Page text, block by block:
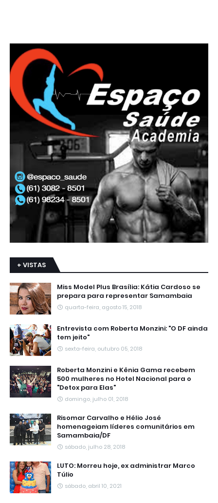
+ VISTAS
Miss Model Plus Brasília: Kátia Cardoso se
prepara para representar Samambaia
quarta-feira, agosto 15, 2018
Entrevista com Roberta Monzini: "O DF ainda
tem jeito"
sexta-feira, outubro 05, 2018
Roberta Monzini e Kênia Gama recebem
500 mulheres no Hotel Nacional para o
"Detox para Elas"
domingo, julho 01, 2018
Risomar Carvalho e Hélio José
homenageiam líderes comunitários em
Samambaia/DF
sábado, julho 28, 2018
LUTO: Morreu hoje, ex administrar Marco
Túlio
sábado, abril 10, 2021